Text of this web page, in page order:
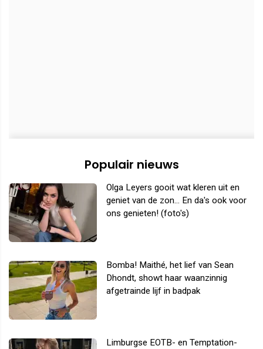
Populair nieuws
Olga Leyers gooit wat kleren uit en
geniet van de zon... En da's ook voor
ons genieten! (foto's)
Bomba! Maithé, het lief van Sean
Dhondt, showt haar waanzinnig
afgetrainde lijf in badpak
Limburgse EOTB- en Temptation-